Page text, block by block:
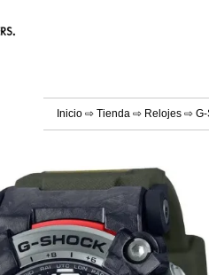
Inicio ⇨ Tienda ⇨ Relojes ⇨